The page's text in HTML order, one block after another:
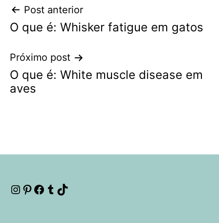
Navegação
de
Post
Post anterior
O que é: Whisker fatigue em gatos
Próximo post
O que é: White muscle disease em
aves
Instagram
Pinterest
Facebook
Tumblr